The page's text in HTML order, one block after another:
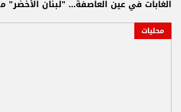
الغابات في عين العاصفة... "لبنان الأخضر"
محليات